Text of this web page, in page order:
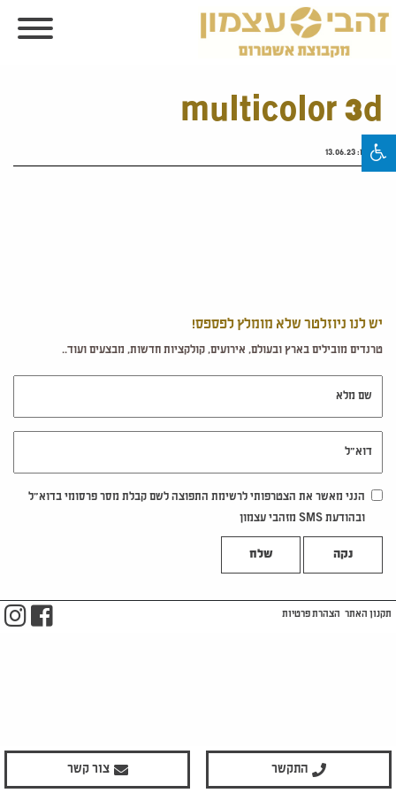
multicolor 3d
פורסם:13.06.23
יש לנו ניוזלטר שלא מומלץ לפספס!
טרנדים מובילים בארץ ובעולם, אירועים, קולקציות חדשות, מבצעים ועוד..
הנני מאשר את הצטרפותי לרשימת התפוצה לשם קבלת מסר פרסומי בדוא"ל
ובהודעת SMS מזהבי עצמון
נקה
התקשר צור קשר
תקנון האתר הצהרת פרטיות